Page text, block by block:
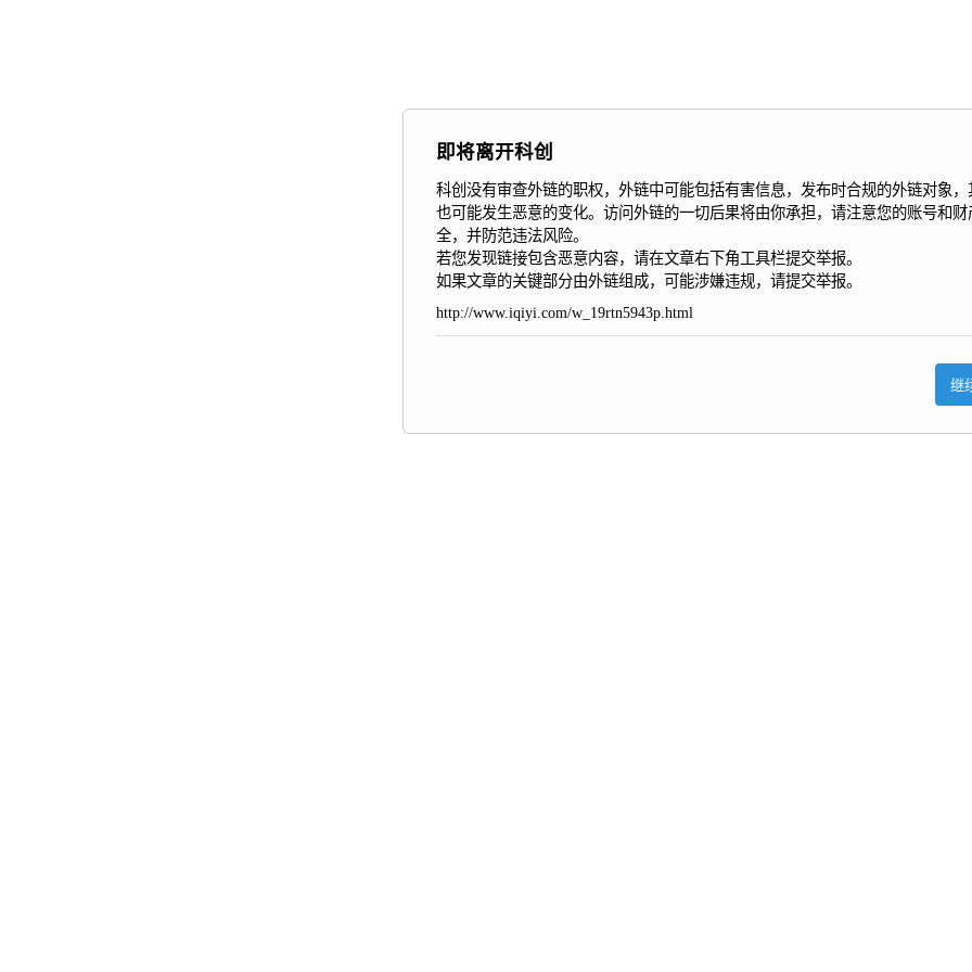
即将离开科创
科创没有审查外链的职权，外链中可能包括有害信息，发布时合规的外链对象，
也可能发生恶意的变化。访问外链的一切后果将由你承担，请注意您的账号和财
全，并防范违法风险。
若您发现链接包含恶意内容，请在文章右下角工具栏提交举报。
如果文章的关键部分由外链组成，可能涉嫌违规，请提交举报。
http://www.iqiyi.com/w_19rtn5943p.html
继